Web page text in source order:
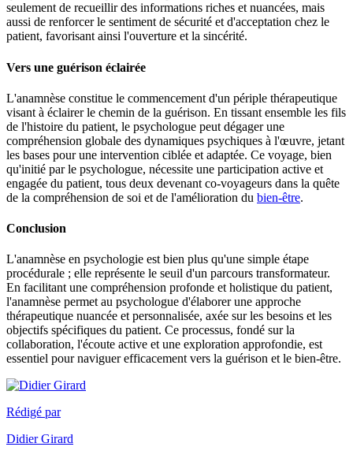
seulement de recueillir des informations riches et nuancées, mais
aussi de renforcer le sentiment de sécurité et d'acceptation chez le
patient, favorisant ainsi l'ouverture et la sincérité.
Vers une guérison éclairée
L'anamnèse constitue le commencement d'un périple thérapeutique
visant à éclairer le chemin de la guérison. En tissant ensemble les fils
de l'histoire du patient, le psychologue peut dégager une
compréhension globale des dynamiques psychiques à l'œuvre, jetant
les bases pour une intervention ciblée et adaptée. Ce voyage, bien
qu'initié par le psychologue, nécessite une participation active et
engagée du patient, tous deux devenant co-voyageurs dans la quête
de la compréhension de soi et de l'amélioration du bien-être.
Conclusion
L'anamnèse en psychologie est bien plus qu'une simple étape
procédurale ; elle représente le seuil d'un parcours transformateur.
En facilitant une compréhension profonde et holistique du patient,
l'anamnèse permet au psychologue d'élaborer une approche
thérapeutique nuancée et personnalisée, axée sur les besoins et les
objectifs spécifiques du patient. Ce processus, fondé sur la
collaboration, l'écoute active et une exploration approfondie, est
essentiel pour naviguer efficacement vers la guérison et le bien-être.
Rédigé par
Didier Girard